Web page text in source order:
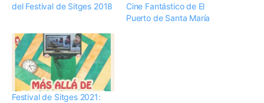
del Festival de Sitges 2018
Cine Fantástico de El
Puerto de Santa María
Festival de Sitges 2021: